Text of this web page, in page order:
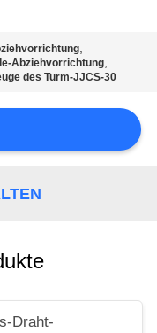
,
Abziehvorrichtung,
des Turm-JJCS-30
Draht-